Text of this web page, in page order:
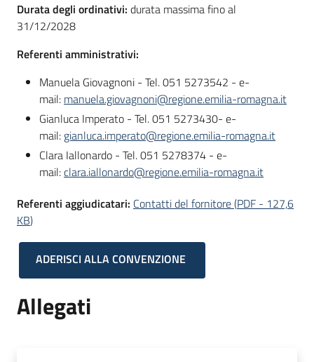
Durata degli ordinativi: durata massima fino al
31/12/2028
Referenti amministrativi:
Manuela Giovagnoni - Tel. 051 5273542 - e-
mail: manuela.giovagnoni@regione.emilia-romagna.it
Gianluca Imperato - Tel. 051 5273430- e-
mail: gianluca.imperato@regione.emilia-romagna.it
Clara Iallonardo - Tel. 051 5278374 - e-
mail:clara.iallonardo@regione.emilia-romagna.it
Referenti aggiudicatari: Contatti del fornitore(PDF - 127,6
KB)
ADERISCI ALLA CONVENZIONE
Allegati